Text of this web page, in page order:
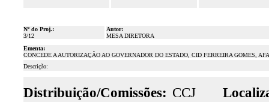
Nº do Proj.:
3/12
Autor:
MESA DIRETORA
Ementa:
CONCEDE A AUTORIZAÇÃO AO GOVERNADOR DO ESTADO, CID FERREIRA GOMES,
Descrição:
Distribuição/Comissões: CCJ